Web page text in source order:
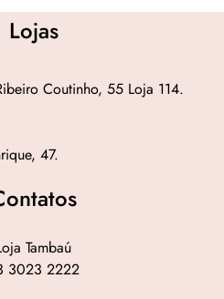
Lojas
Coutinho, 55 Loja 114.
47.
Tambaú
3023 2222